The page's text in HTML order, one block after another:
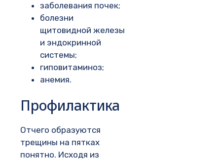
заболевания почек;
болезни
щитовидной железы
и эндокринной
системы;
гиповитаминоз;
анемия.
Профилактика
Отчего образуются
трещины на пятках
понятно. Исходя из